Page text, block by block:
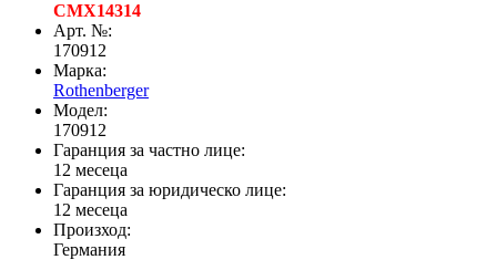
CMX14314
Арт. №:
170912
Марка:
Rothenberger
Модел:
170912
Гаранция за частно лице:
12 месеца
Гаранция за юридическо лице:
12 месеца
Произход:
Германия